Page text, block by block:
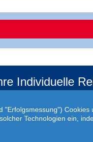
Individuelle
Ihre individuellen
ein persönliches Angebot.
Cookies
Technologien ein,